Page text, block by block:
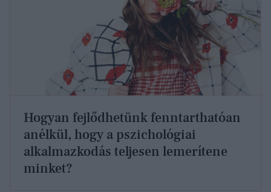
Hogyan fejlődhetünk fenntarthatóan
anélkül, hogy a pszichológiai
alkalmazkodás teljesen lemerítene
minket?